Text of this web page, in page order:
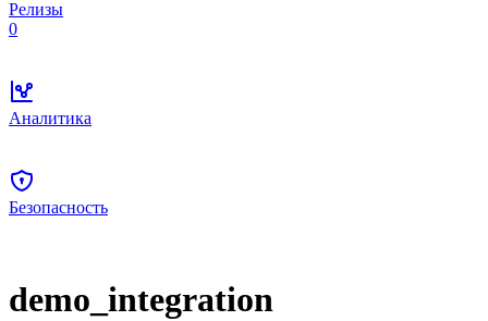
Релизы
0
Аналитика
Безопасность
demo_integration